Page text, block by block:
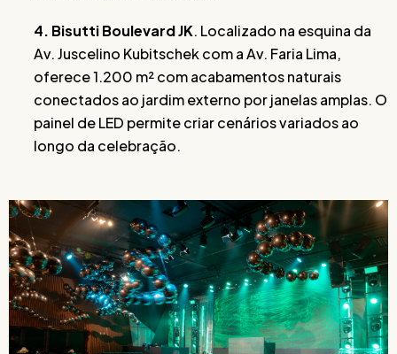
4. Bisutti Boulevard JK. Localizado na esquina da
Av. Juscelino Kubitschek com a Av. Faria Lima,
oferece 1.200 m² com acabamentos naturais
conectados ao jardim externo por janelas amplas. O
painel de LED permite criar cenários variados ao
longo da celebração.